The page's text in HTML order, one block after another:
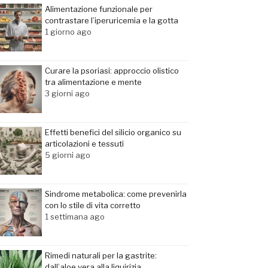
Alimentazione funzionale per
contrastare l’iperuricemia e la gotta
1 giorno ago
Curare la psoriasi: approccio olistico
tra alimentazione e mente
3 giorni ago
Effetti benefici del silicio organico su
articolazioni e tessuti
5 giorni ago
Sindrome metabolica: come prevenirla
con lo stile di vita corretto
1 settimana ago
Rimedi naturali per la gastrite: